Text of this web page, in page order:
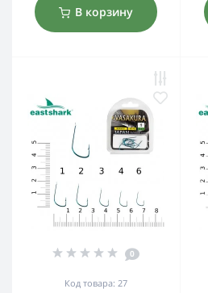
В корзину
0
Код товара: 27